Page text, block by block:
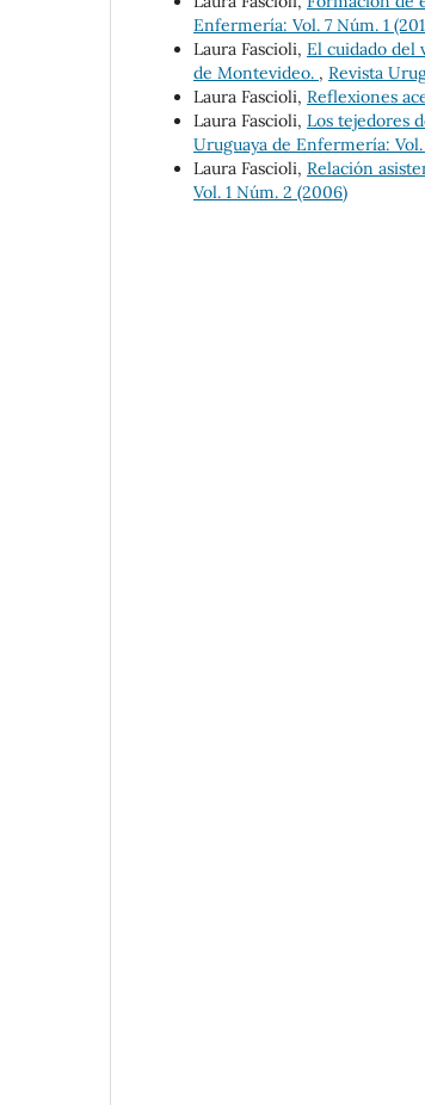
Enfermería: Vol. 7 Núm. 1
Laura Fascioli, El cuidado del
de Montevideo. , Revista
Laura Fascioli, Reflexiones
Laura Fascioli, Los tejedores
Uruguaya de Enfermería:
Laura Fascioli, Relación
Vol. 1 Núm. 2 (2006)